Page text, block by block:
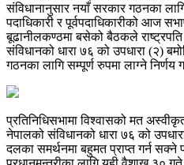
संविधानानुसार नयाँ सरकार गठनका
पदाधिकारी र पूर्वपदाधिकारीको आज
बूढानीलकण्ठमा बसेको बैठकले राष्ट्रपति
संविधानको धारा ७६ को उपधारा (२)
गठनका लागि सम्पूर्ण रुपमा लाग्ने निर्णय
प्रतिनिधिसभामा विश्वासको मत
नेपालको संविधानको धारा ७६ को
दलका समर्थनमा बहुमत प्राप्त गर्न सक्ने